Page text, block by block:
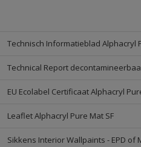
Technisch Informatieblad Alphacryl
Technical Report
EU Ecolabel Certificaat Alphacryl
Leaflet Alphacryl Pure Mat SF
Sikkens Interior Wallpaints - EPD